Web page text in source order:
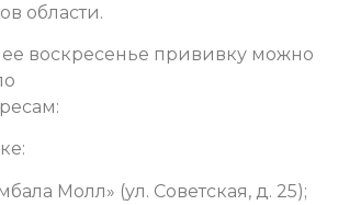
области.
воскресенье прививку можно
Молл» (ул. Советская, д. 25);